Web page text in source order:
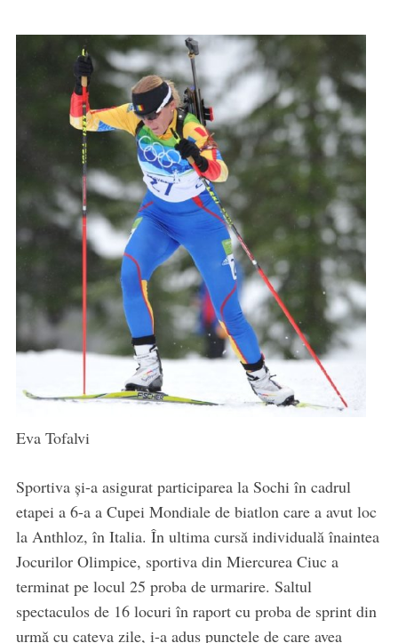
Eva Tofalvi
Sportiva și-a asigurat participarea la Sochi în cadrul
etapei a 6-a a Cupei Mondiale de biatlon care a avut loc
la Anthloz, în Italia. În ultima cursă individuală înaintea
Jocurilor Olimpice, sportiva din Miercurea Ciuc a
terminat pe locul 25 proba de urmarire. Saltul
spectaculos de 16 locuri în raport cu proba de sprint din
urmă cu cateva zile, i-a adus punctele de care avea